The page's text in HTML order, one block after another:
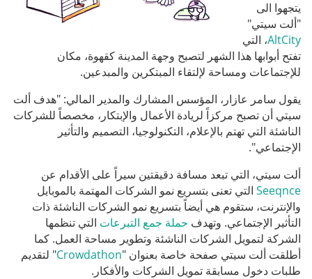
يتجهوا الى
"ألت سيتي"
AltCity، التي
تفتح أبوابها هذا الشهر لتصبح وجهة المدينة كقهوة، مكان
للإجتماعات ومساحة لإلتقاء المبتكرين والمبدعين.
يقول سامر عازار، المؤسس المشارك والمدير المالي: "هدف ألت
سيتي أن تصبح مركزاً لريادة الأعمال والإبتكار، مخصصاً للشركات
الناشئة التي تهتم بالإعلام، التكنولوجيا، التصميم والتأثير
الإجتماعي".
ألت سيتي، التي تبعد مسافة دقيقتين سيراً على الأقدام عن
Seeqnce التي تعنى بتسريع نمو الشركات المهتمة بالموبايل
والإنترنت، ستقوم هي أيضاً بتسريع نمو الشركات الناشئة ذات
التأثير الإجتماعي. وتهدف حملة جمع التبرعات التي تنظمها
الشركة لتمويل الشركات الناشئة وتطوير مساحة العمل. كما
أطلقت ألت سيتي صفحة خاصة بعنوان "Crowdathon" لتقديم
طلبات دخول مسابقة تمويل الشركات والأفكار.